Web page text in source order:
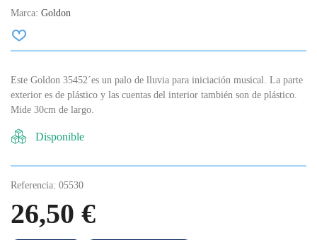
Marca: Goldon
Este Goldon 35452´es un palo de lluvia para iniciación musical. La parte
exterior es de plástico y las cuentas del interior también son de plástico.
Mide 30cm de largo.
Disponible
Referencia: 05530
26,50 €